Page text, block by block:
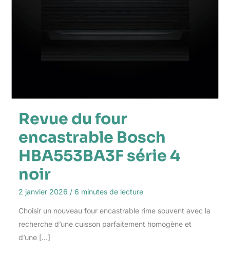
Revue du four
encastrable Bosch
HBA553BA3F série 4
noir
2 janvier 2026 / 6 minutes de lecture
Choisir un nouveau four encastrable rime souvent avec la
recherche d’une cuisson parfaitement homogène et
d’une […]